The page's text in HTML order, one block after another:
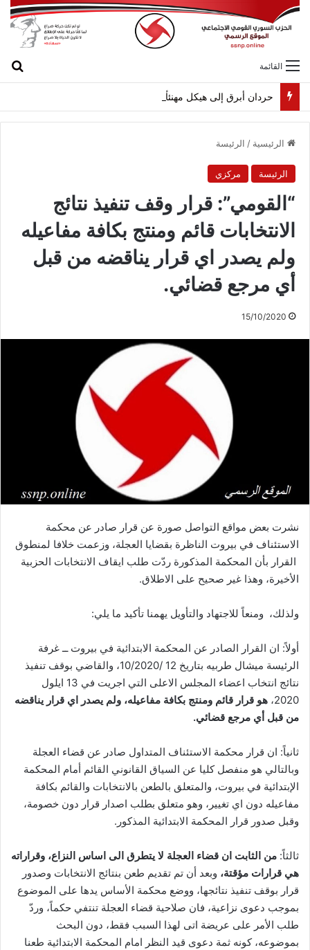
القائمة
حردان أبرق إلى هيكل مهنئاً بمناسبة عيد الجيش
الرئيسية / الرئيسة
الرئيسة مركزي
“القومي”: قرار وقف تنفيذ نتائج
الانتخابات قائم ومنتج بكافة مفاعيله
ولم يصدر اي قرار يناقضه من قبل
أي مرجع قضائي.
15/10/2020
نشرت بعض مواقع التواصل صورة عن قرار صادر عن محكمة
الاستئناف في بيروت الناظرة بقضايا العجلة، وزعمت خلافا لمنطوق
القرار بأن المحكمة المذكورة ردّت طلب ايقاف الانتخابات الحزبية
الأخيرة، وهذا غير صحيح على الاطلاق.
ولذلك، ومنعاً للاجتهاد والتأويل يهمنا تأكيد ما يلي:
أولاً: ان القرار الصادر عن المحكمة الابتدائية في بيروت ــ غرفة
الرئيسة ميشال طربيه بتاريخ 12 /10/2020، والقاضي بوقف تنفيذ
نتائج انتخاب اعضاء المجلس الاعلى التي اجريت في 13 ايلول
2020، هو قرار قائم ومنتج بكافة مفاعيله، ولم يصدر اي قرار يناقضه
من قبل أي مرجع قضائي.
ثانياً: ان قرار محكمة الاستئناف المتداول صادر عن قضاء العجلة
وبالتالي هو منفصل كليا عن السياق القانوني القائم أمام المحكمة
الإبتدائية في بيروت، والمتعلق بالطعن بالانتخابات والقائم بكافة
مفاعيله دون اي تغيير، وهو متعلق بطلب اصدار قرار دون خصومة،
وقبل صدور قرار المحكمة الابتدائية المذكور.
ثالثاً: من الثابت ان قضاء العجلة لا يتطرق الى اساس النزاع، وقراراته
هي قرارات مؤقتة، وبعد أن تم تقديم طعن بنتائج الانتخابات وصدور
قرار بوقف تنفيذ نتائجها، ووضع محكمة الأساس يدها على الموضوع
بموجب دعوى نزاعية، فان صلاحية قضاء العجلة تنتفي حكماً، وردّ
طلب الأمر على عريضة اتى لهذا السبب فقط، دون البحث
بموضوعه، كونه ثمة دعوى قيد النظر امام المحكمة الابتدائية طعنا